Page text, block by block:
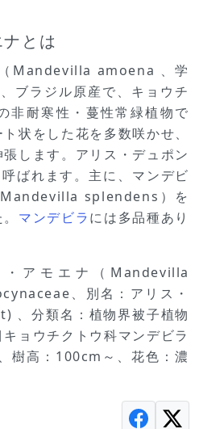
とは
Mandevilla amoena 、学
ブラジル原産で、キョウチ
非耐寒性・蔓性常緑植物で
状をした花を多数咲かせ、
します。アリス・デュポン
ばれます。主に、マンデビ
splendens）を
マンデビラには多品種あり
アモエナ（Mandevilla
、別名：アリス・
、分類名：植物界被子植物
ョウチクトウ科マンデビラ
樹高：100cm～、花色：濃